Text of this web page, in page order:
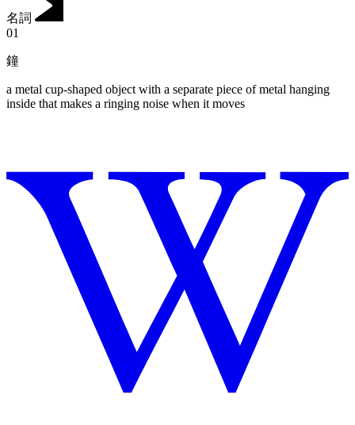
名詞
01
鐘
a metal cup-shaped object with a separate piece of metal hanging
inside that makes a ringing noise when it moves